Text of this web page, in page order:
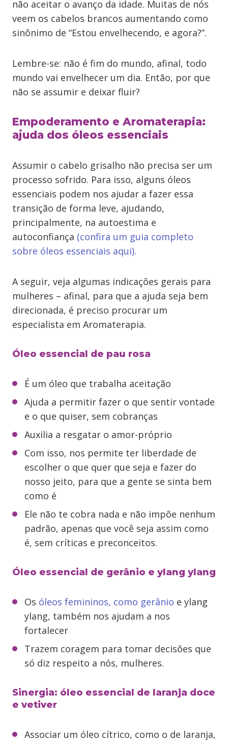
não aceitar o avanço da idade. Muitas de nós
veem os cabelos brancos aumentando como
sinônimo de “Estou envelhecendo, e agora?”.
Lembre-se: não é fim do mundo, afinal, todo
mundo vai envelhecer um dia. Então, por que
não se assumir e deixar fluir?
Empoderamento e Aromaterapia:
ajuda dos óleos essenciais
Assumir o cabelo grisalho não precisa ser um
processo sofrido. Para isso, alguns óleos
essenciais podem nos ajudar a fazer essa
transição de forma leve, ajudando,
principalmente, na autoestima e
autoconfiança (confira um guia completo
sobre óleos essenciais aqui).
A seguir, veja algumas indicações gerais para
mulheres – afinal, para que a ajuda seja bem
direcionada, é preciso procurar um
especialista em Aromaterapia.
Óleo essencial de pau rosa
É um óleo que trabalha aceitação
Ajuda a permitir fazer o que sentir vontade
e o que quiser, sem cobranças
Auxilia a resgatar o amor-próprio
Com isso, nos permite ter liberdade de
escolher o que quer que seja e fazer do
nosso jeito, para que a gente se sinta bem
como é
Ele não te cobra nada e não impõe nenhum
padrão, apenas que você seja assim como
é, sem críticas e preconceitos.
Óleo essencial de gerânio e ylang ylang
Os óleos femininos, como gerânio e ylang
ylang, também nos ajudam a nos
fortalecer
Trazem coragem para tomar decisões que
só diz respeito a nós, mulheres.
Sinergia: óleo essencial de laranja doce
e vetiver
Associar um óleo cítrico, como o de laranja,